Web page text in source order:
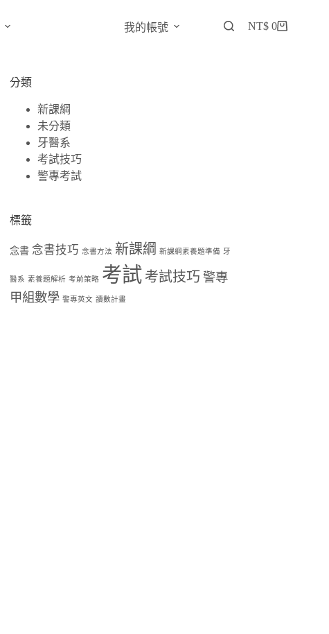
我的帳號 NT$ 0
分類
新課綱
未分類
牙醫系
考試技巧
警專考試
標籤
念書 念書技巧 念書方法 新課綱 新課綱素養題準備 牙
醫系 素養題解析 考前策略 考試 考試技巧 警專
甲組數學 警專英文 讀數計畫